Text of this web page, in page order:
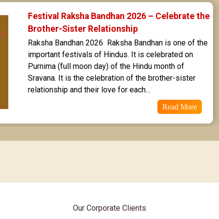
Poorvabhadra Star Horoscope
Revathi Star Horoscope
Festival Raksha Bandhan 2026 – Celebrate the
Brother-Sister Relationship
Raksha Bandhan 2026  Raksha Bandhan is one of the
important festivals of Hindus. It is celebrated on
Purnima (full moon day) of the Hindu month of
Sravana. It is the celebration of the brother-sister
relationship and their love for each...
Read More
Our Corporate Clients